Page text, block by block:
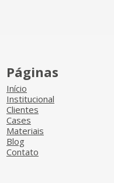
Páginas
Início
Institucional
Clientes
Cases
Materiais
Blog
Contato